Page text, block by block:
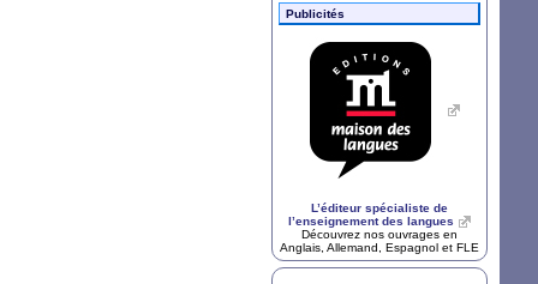
Publicités
L’éditeur spécialiste de
l’enseignement des langues
Découvrez nos ouvrages en
Anglais, Allemand, Espagnol et FLE